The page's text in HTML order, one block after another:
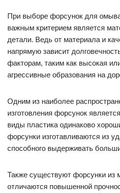
При выборе форсунок для
важным критерием является
детали. Ведь от материала и
напрямую зависит
факторам, таким как высокая
агрессивные образования на
Одним из наиболее
изготовления форсунок
виды пластика одинаково
форсунки изготавливаются из
способного выдерживать
Также существуют форсунки из
отличаются повышенной